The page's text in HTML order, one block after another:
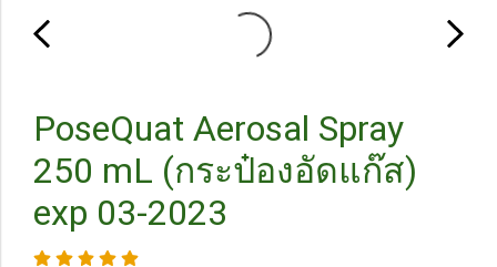
PoseQuat Aerosal Spray
250 mL (กระป๋องอัดแก๊ส)
exp 03-2023